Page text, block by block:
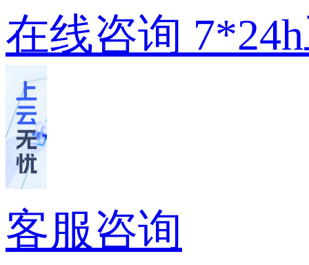
在线咨询
客服咨询